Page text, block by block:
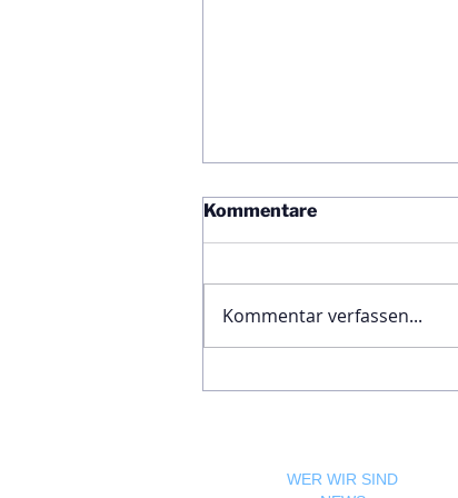
Ägypten und Österreich
Kommentare
Kommentar verfassen...
WER WIR SIND